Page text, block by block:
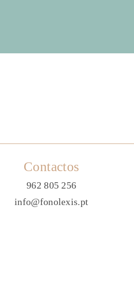
Contactos
962 805 256
info@fonolexis.pt